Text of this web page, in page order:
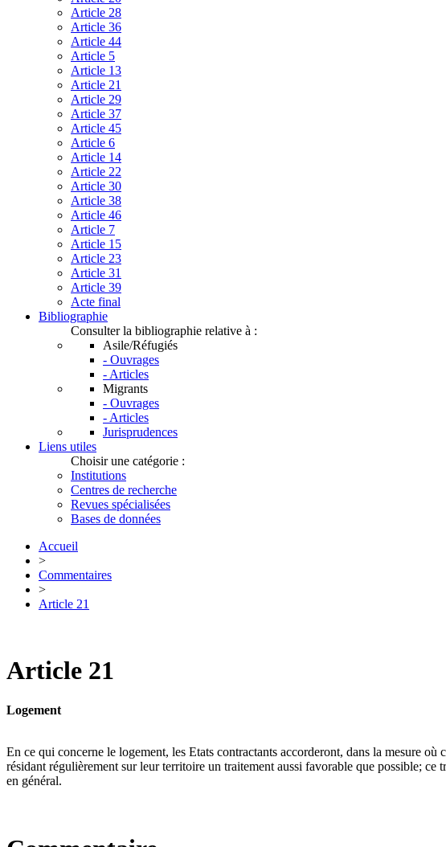
Article 28
Article 36
Article 44
Article 5
Article 13
Article 21
Article 29
Article 37
Article 45
Article 6
Article 14
Article 22
Article 30
Article 38
Article 46
Article 7
Article 15
Article 23
Article 31
Article 39
Acte final
Bibliographie
Consulter la bibliographie relative à :
Asile/Réfugiés
- Ouvrages
- Articles
Migrants
- Ouvrages
- Articles
Jurisprudences
Liens utiles
Choisir une catégorie :
Institutions
Centres de recherche
Revues spécialisées
Bases de données
Accueil
>
Commentaires
>
Article 21
Article 21
Logement
En ce qui concerne le logement, les Etats contractants accorderont, dans la mesure
résidant régulièrement sur leur territoire un traitement aussi favorable que possible; ce
en général.